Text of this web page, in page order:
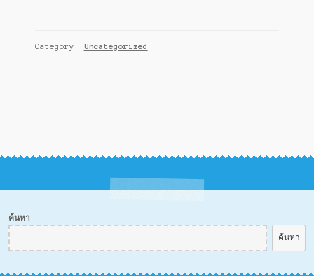
Category: Uncategorized
ค้นหา
ค้นหา